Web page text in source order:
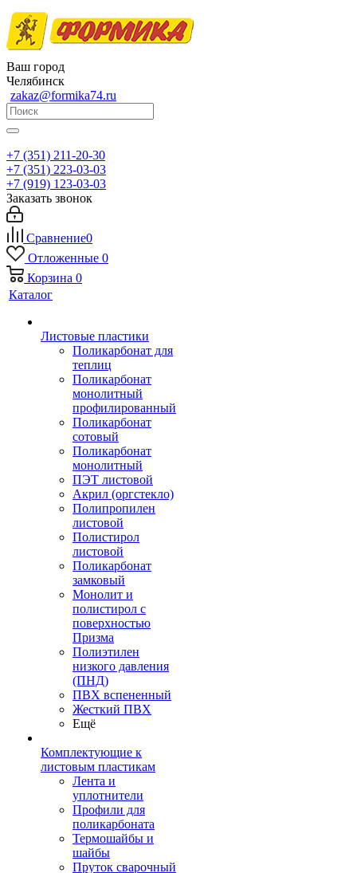
Ваш город
Челябинск
zakaz@formika74.ru
+7 (351) 211-20-30
+7 (351) 223-03-03
+7 (919) 123-03-03
Заказать звонок
Сравнение0
Отложенные 0
Корзина 0
Каталог
Листовые пластики
Поликарбонат для
теплиц
Поликарбонат
монолитный
профилированный
Поликарбонат
сотовый
Поликарбонат
монолитный
ПЭТ листовой
Акрил (оргстекло)
Полипропилен
листовой
Полистирол
листовой
Поликарбонат
замковый
Монолит и
полистирол с
поверхностью
Призма
Полиэтилен
низкого давления
(ПНД)
ПВХ вспененный
Жесткий ПВХ
Ещё
Комплектующие к
листовым пластикам
Лента и
уплотнители
Профили для
поликарбоната
Термошайбы и
шайбы
Пруток сварочный